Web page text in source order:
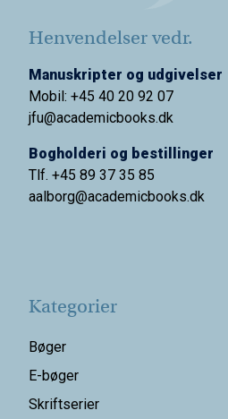
Henvendelser vedr.
Manuskripter og udgivelser
Mobil: +45 40 20 92 07
jfu@academicbooks.dk
Bogholderi og bestillinger
Tlf. +45 89 37 35 85
aalborg@academicbooks.dk
Kategorier
Bøger
E-bøger
Skriftserier